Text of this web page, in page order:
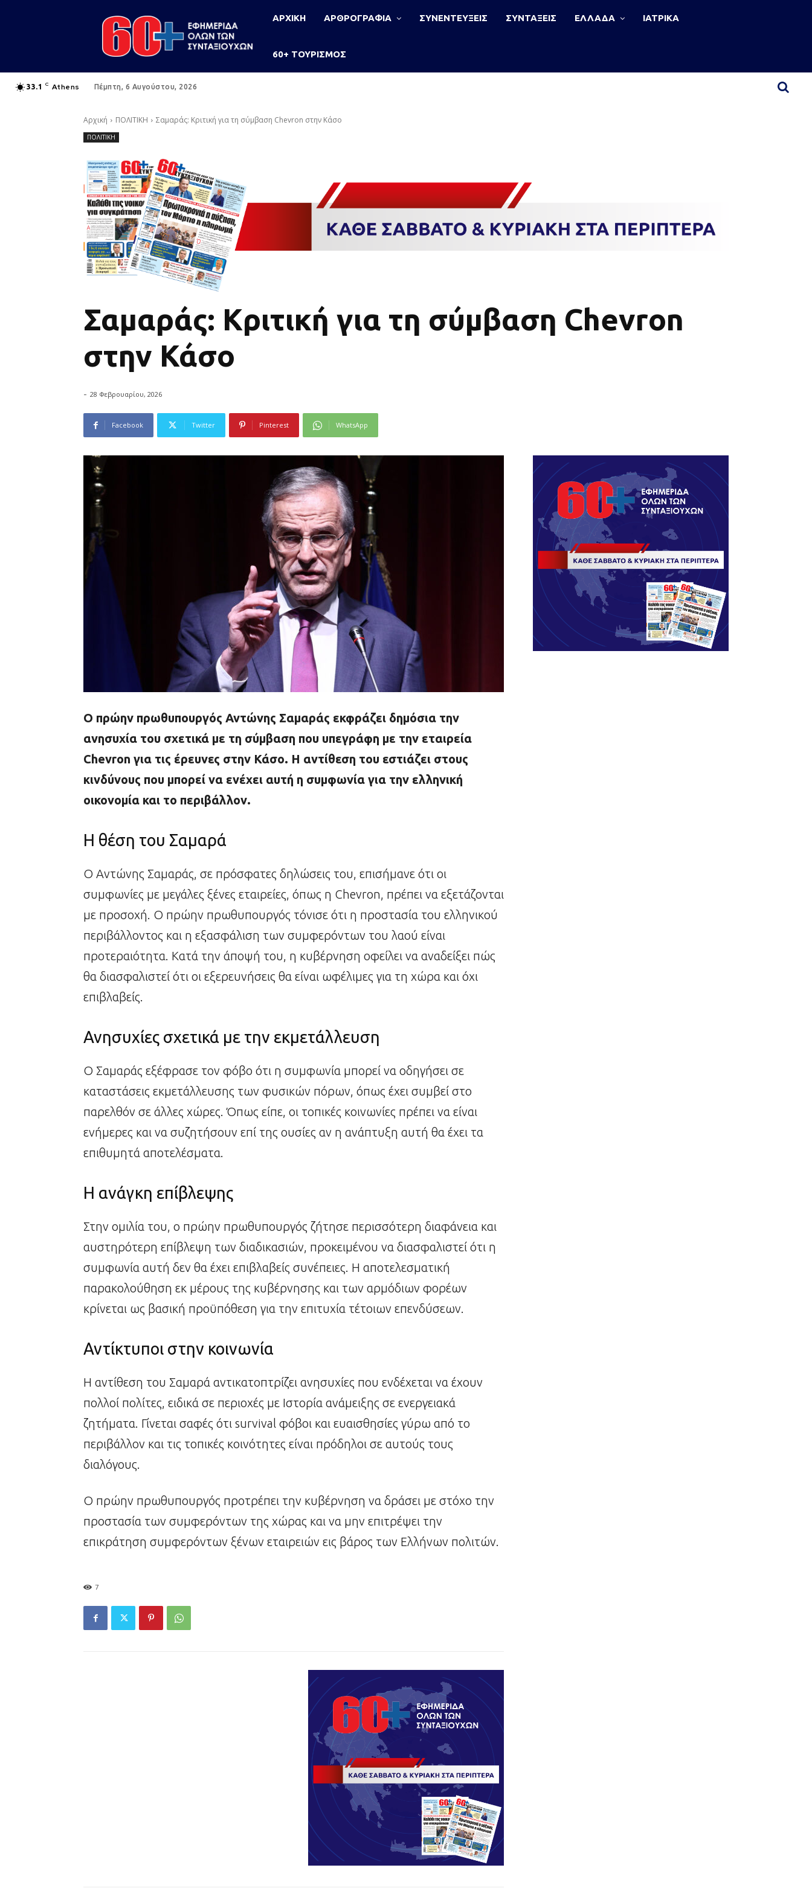
ΑΡΧΙΚΗ ΑΡΘΡΟΓΡΑΦΙΑ ΣΥΝΕΝΤΕΥΞΕΙΣ ΣΥΝΤΑΞΕΙΣ ΕΛΛΑΔΑ ΙΑΤΡΙΚΑ
60+ ΤΟΥΡΙΣΜΟΣ
33.1 C Athens Πέμπτη, 6 Αυγούστου, 2026
Αρχική ΠΟΛΙΤΙΚΗ Σαμαράς: Κριτική για τη σύμβαση Chevron στην Κάσο
ΠΟΛΙΤΙΚΗ
Σαμαράς: Κριτική για τη σύμβαση Chevron
στην Κάσο
- 28 Φεβρουαρίου, 2026
Facebook Twitter Pinterest WhatsApp
Ο πρώην πρωθυπουργός Αντώνης Σαμαράς εκφράζει δημόσια την
ανησυχία του σχετικά με τη σύμβαση που υπεγράφη με την εταιρεία
Chevron για τις έρευνες στην Κάσο. Η αντίθεση του εστιάζει στους
κινδύνους που μπορεί να ενέχει αυτή η συμφωνία για την ελληνική
οικονομία και το περιβάλλον.
Η θέση του Σαμαρά
Ο Αντώνης Σαμαράς, σε πρόσφατες δηλώσεις του, επισήμανε ότι οι
συμφωνίες με μεγάλες ξένες εταιρείες, όπως η Chevron, πρέπει να εξετάζονται
με προσοχή. Ο πρώην πρωθυπουργός τόνισε ότι η προστασία του ελληνικού
περιβάλλοντος και η εξασφάλιση των συμφερόντων του λαού είναι
προτεραιότητα. Κατά την άποψή του, η κυβέρνηση οφείλει να αναδείξει πώς
θα διασφαλιστεί ότι οι εξερευνήσεις θα είναι ωφέλιμες για τη χώρα και όχι
επιβλαβείς.
Ανησυχίες σχετικά με την εκμετάλλευση
Ο Σαμαράς εξέφρασε τον φόβο ότι η συμφωνία μπορεί να οδηγήσει σε
καταστάσεις εκμετάλλευσης των φυσικών πόρων, όπως έχει συμβεί στο
παρελθόν σε άλλες χώρες. Όπως είπε, οι τοπικές κοινωνίες πρέπει να είναι
ενήμερες και να συζητήσουν επί της ουσίες αν η ανάπτυξη αυτή θα έχει τα
επιθυμητά αποτελέσματα.
Η ανάγκη επίβλεψης
Στην ομιλία του, ο πρώην πρωθυπουργός ζήτησε περισσότερη διαφάνεια και
αυστηρότερη επίβλεψη των διαδικασιών, προκειμένου να διασφαλιστεί ότι η
συμφωνία αυτή δεν θα έχει επιβλαβείς συνέπειες. Η αποτελεσματική
παρακολούθηση εκ μέρους της κυβέρνησης και των αρμόδιων φορέων
κρίνεται ως βασική προϋπόθεση για την επιτυχία τέτοιων επενδύσεων.
Αντίκτυποι στην κοινωνία
Η αντίθεση του Σαμαρά αντικατοπτρίζει ανησυχίες που ενδέχεται να έχουν
πολλοί πολίτες, ειδικά σε περιοχές με Ιστορία ανάμειξης σε ενεργειακά
ζητήματα. Γίνεται σαφές ότι survival φόβοι και ευαισθησίες γύρω από το
περιβάλλον και τις τοπικές κοινότητες είναι πρόδηλοι σε αυτούς τους
διαλόγους.
Ο πρώην πρωθυπουργός προτρέπει την κυβέρνηση να δράσει με στόχο την
προστασία των συμφερόντων της χώρας και να μην επιτρέψει την
επικράτηση συμφερόντων ξένων εταιρειών εις βάρος των Ελλήνων πολιτών.
7